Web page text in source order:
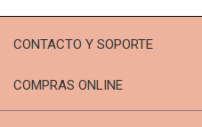
CONTACTO Y SOPORTE
COMPRAS ONLINE